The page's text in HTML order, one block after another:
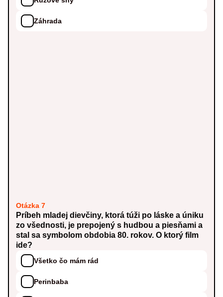
Záhrada
Otázka 7
Príbeh mladej dievčiny, ktorá túži po láske a úniku
zo všednosti, je prepojený s hudbou a piesňami a
stal sa symbolom obdobia 80. rokov. O ktorý film
ide?
Všetko čo mám rád
Perinbaba